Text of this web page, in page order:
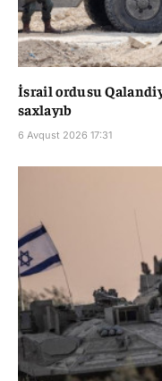
İsrail ordusu
saxlayıb
6 Avqust 2026 17:31